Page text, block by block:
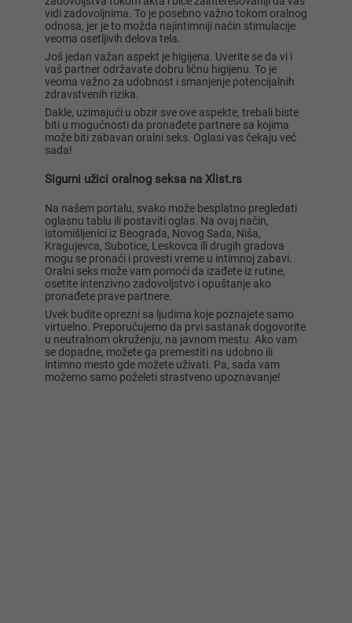
vidi zadovoljnima. To je posebno važno tokom oralnog
odnosa, jer je to možda najintimniji način stimulacije
veoma osetljivih delova tela.
Još jedan važan aspekt je higijena. Uverite se da vi i
vaš partner održavate dobru ličnu higijenu. To je
veoma važno za udobnost i smanjenje potencijalnih
zdravstvenih rizika.
Dakle, uzimajući u obzir sve ove aspekte, trebali biste
biti u mogućnosti da pronađete partnere sa kojima
može biti zabavan oralni seks. Oglasi vas čekaju već
sada!
Sigurni užici oralnog seksa na Xlist.rs
Na našem portalu, svako može besplatno pregledati
oglasnu tablu ili postaviti oglas. Na ovaj način,
istomišljenici iz Beograda, Novog Sada, Niša,
Kragujevca, Subotice, Leskovca ili drugih gradova
mogu se pronaći i provesti vreme u intimnoj zabavi.
Oralni seks može vam pomoći da izađete iz rutine,
osetite intenzivno zadovoljstvo i opuštanje ako
pronađete prave partnere.
Uvek budite oprezni sa ljudima koje poznajete samo
virtuelno. Preporučujemo da prvi sastanak dogovorite
u neutralnom okruženju, na javnom mestu. Ako vam
se dopadne, možete ga premestiti na udobno ili
intimno mesto gde možete uživati. Pa, sada vam
možemo samo poželeti strastveno upoznavanje!